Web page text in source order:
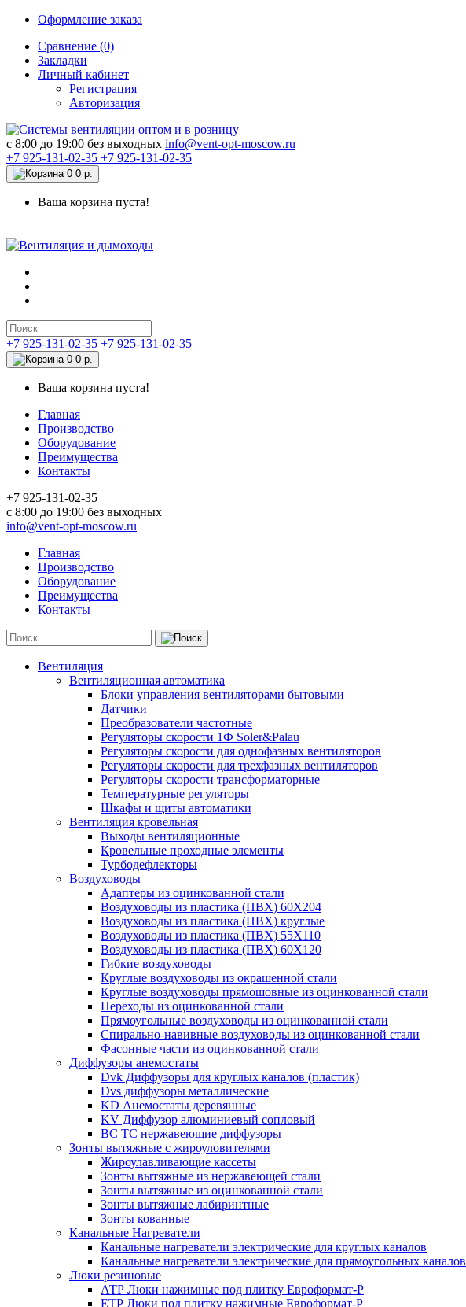
Оформление заказа
Сравнение (0)
Закладки
Личный кабинет
Регистрация
Авторизация
c 8:00 до 19:00 без выходных info@vent-opt-moscow.ru
+7 925-131-02-35 +7 925-131-02-35
0 0 р.
Ваша корзина пуста!
+7 925-131-02-35 +7 925-131-02-35
0 0 р.
Ваша корзина пуста!
Главная
Производство
Оборудование
Преимущества
Контакты
+7 925-131-02-35
c 8:00 до 19:00 без выходных
info@vent-opt-moscow.ru
Главная
Производство
Оборудование
Преимущества
Контакты
Вентиляция
Вентиляционная автоматика
Блоки управления вентиляторами бытовыми
Датчики
Преобразователи частотные
Регуляторы скорости 1Ф Soler&Palau
Регуляторы скорости для однофазных вентиляторов
Регуляторы скорости для трехфазных вентиляторов
Регуляторы скорости трансформаторные
Температурные регуляторы
Шкафы и щиты автоматики
Вентиляция кровельная
Выходы вентиляционные
Кровельные проходные элементы
Турбодефлекторы
Воздуховоды
Адаптеры из оцинкованной стали
Воздуховоды из пластика (ПВХ) 60Х204
Воздуховоды из пластика (ПВХ) круглые
Воздуховоды из пластика (ПВХ) 55Х110
Воздуховоды из пластика (ПВХ) 60Х120
Гибкие воздуховоды
Круглые воздуховоды из окрашенной стали
Круглые воздуховоды прямошовные из оцинкованной стали
Переходы из оцинкованной стали
Прямоугольные воздуховоды из оцинкованной стали
Спирально-навивные воздуховоды из оцинкованной стали
Фасонные части из оцинкованной стали
Диффузоры анемостаты
Dvk Диффузоры для круглых каналов (пластик)
Dvs диффузоры металлические
KD Анемостаты деревянные
KV Диффузор алюминиевый сопловый
ВС ТС нержавеющие диффузоры
Зонты вытяжные с жироуловителями
Жироулавливающие кассеты
Зонты вытяжные из нержавеющей стали
Зонты вытяжные из оцинкованной стали
Зонты вытяжные лабиринтные
Зонты кованные
Канальные Нагреватели
Канальные нагреватели электрические для круглых каналов
Канальные нагреватели электрические для прямоугольных каналов
Люки резиновые
АТР Люки нажимные под плитку Евроформат-Р
ЕТР Люки под плитку нажимные Евроформат-Р